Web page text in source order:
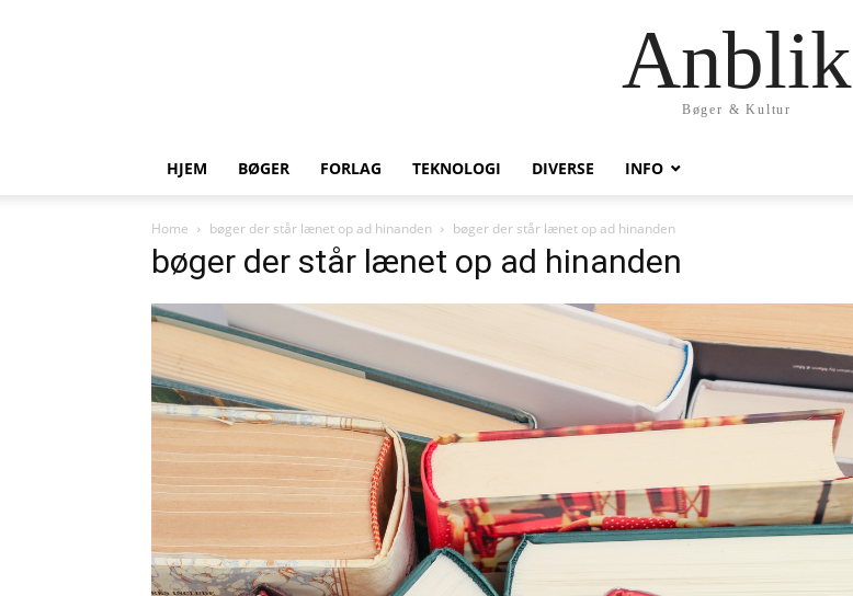
Anblik
Bøger & Kultur
HJEM BØGER FORLAG TEKNOLOGI DIVERSE INFO
Home bøger der står lænet op ad hinanden bøger der står lænet op ad hinanden
bøger der står lænet op ad hinanden